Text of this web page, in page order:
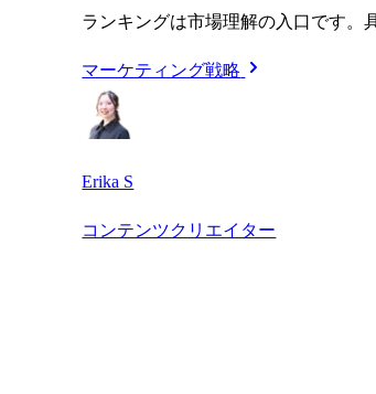
ランキングは市場理解の入口です。
マーケティング戦略
Erika S
コンテンツクリエイター